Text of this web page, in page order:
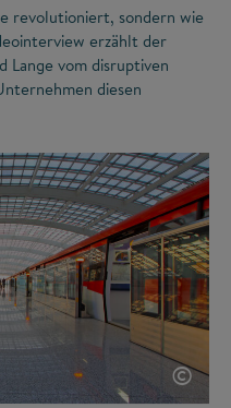
revolutioniert, sondern wie
erzählt der
Lange vom disruptiven
diesen
©